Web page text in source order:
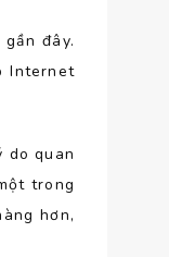
đây.
Internet
do quan
trong
hơn,